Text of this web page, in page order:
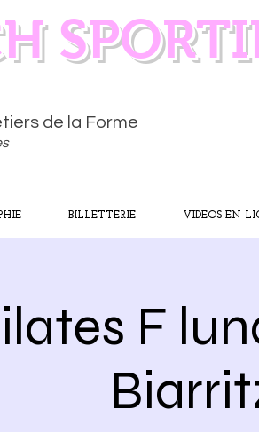
de la Forme
BILLETTERIE VIDEOS EN
F